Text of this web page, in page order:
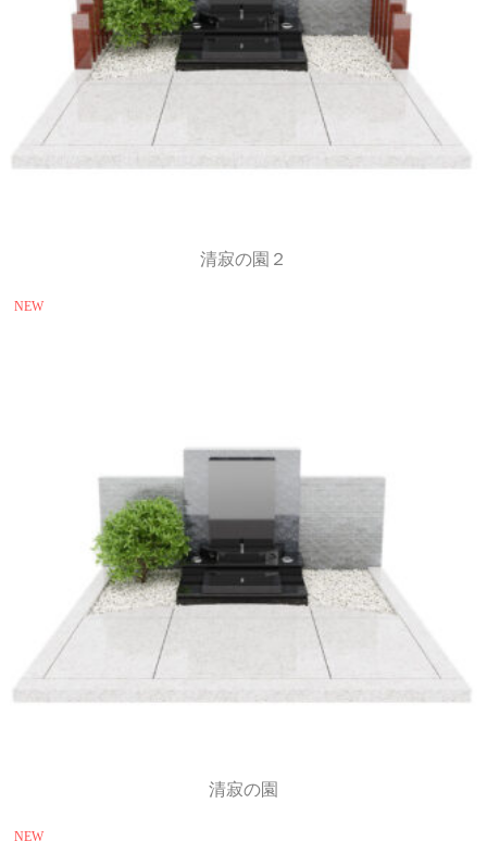
清寂の園２
NEW
清寂の園
NEW